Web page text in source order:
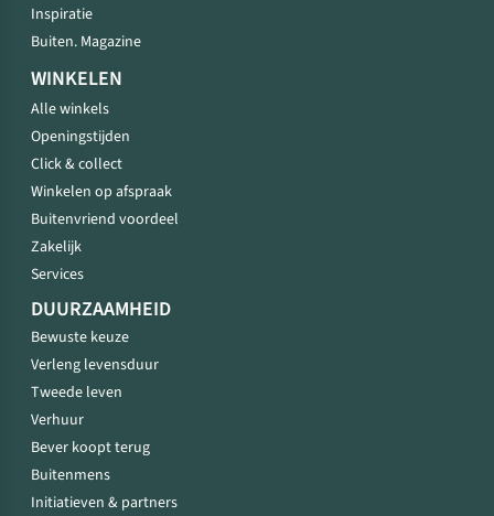
Inspiratie
Buiten. Magazine
WINKELEN
Alle winkels
Openingstijden
Click & collect
Winkelen op afspraak
Buitenvriend voordeel
Zakelijk
Services
DUURZAAMHEID
Bewuste keuze
Verleng levensduur
Tweede leven
Verhuur
Bever koopt terug
Buitenmens
Initiatieven & partners